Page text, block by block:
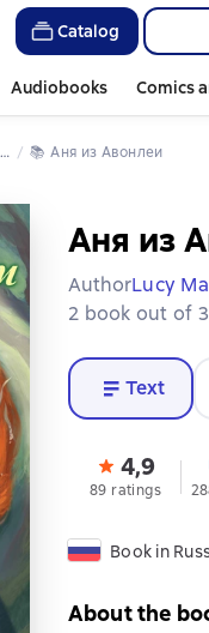
Catalog
Audiobooks Comics
📚 Аня из Авонлеи
Аня из
AuthorLucy
2 book out of
Text
4,9
89 ratings
Book in
About the